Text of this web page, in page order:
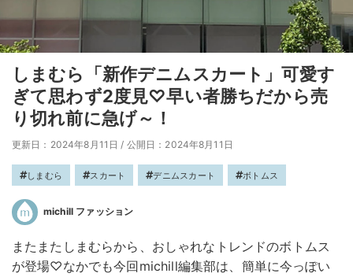
しまむら「新作デニムスカート」可愛す
ぎて思わず2度見♡早い者勝ちだから売
り切れ前に急げ～！
更新日：2024年8月11日 / 公開日：2024年8月11日
しまむら スカート デニムスカート ボトムス
michill ファッション
またまたしまむらから、おしゃれなトレンドのボトムス
が登場♡なかでも今回michill編集部は、簡単に今っぽい